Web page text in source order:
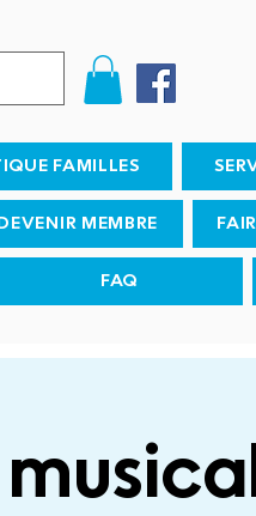
FAMILLES
DEVENIR MEMBRE
FAQ